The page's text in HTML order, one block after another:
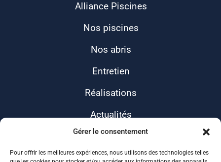
Gérer le consentement
Pour offrir les meilleures expériences, nous utilisons des technologies telles
Alliance Piscines
Nos piscines
Nos abris
Entretien
Réalisations
Actualités
Contact